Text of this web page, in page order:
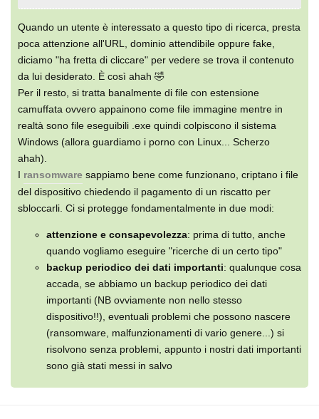
Quando un utente è interessato a questo tipo di ricerca, presta
poca attenzione all'URL, dominio attendibile oppure fake,
diciamo "ha fretta di cliccare" per vedere se trova il contenuto
da lui desiderato. È così ahah 🤣
Per il resto, si tratta banalmente di file con estensione
camuffata ovvero appainono come file immagine mentre in
realtà sono file eseguibili .exe quindi colpiscono il sistema
Windows (allora guardiamo i porno con Linux... Scherzo
ahah).
I ransomware sappiamo bene come funzionano, criptano i file
del dispositivo chiedendo il pagamento di un riscatto per
sbloccarli. Ci si protegge fondamentalmente in due modi:
attenzione e consapevolezza: prima di tutto, anche
quando vogliamo eseguire "ricerche di un certo tipo"
backup periodico dei dati importanti: qualunque cosa
accada, se abbiamo un backup periodico dei dati
importanti (NB ovviamente non nello stesso
dispositivo!!), eventuali problemi che possono nascere
(ransomware, malfunzionamenti di vario genere...) si
risolvono senza problemi, appunto i nostri dati importanti
sono già stati messi in salvo